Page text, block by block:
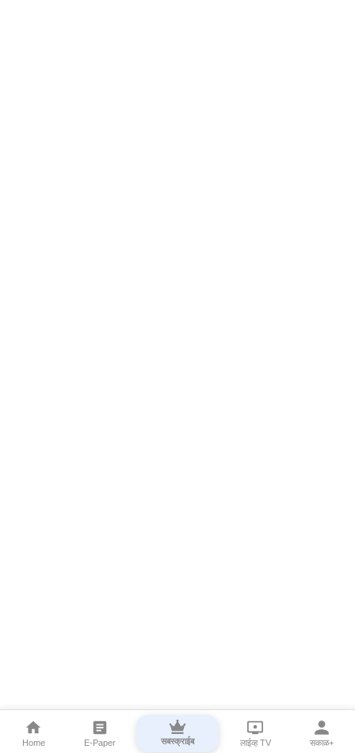
Home E-Paper सबस्क्राईब लाईव्ह TV सकाळ+